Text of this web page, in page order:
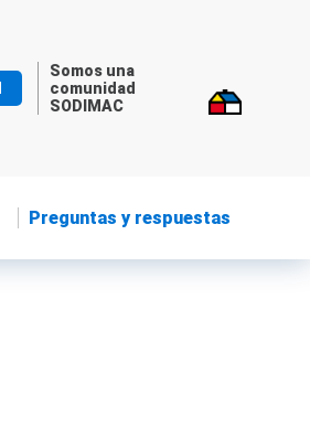
Somos una
comunidad
SODIMAC
Preguntas y respuestas